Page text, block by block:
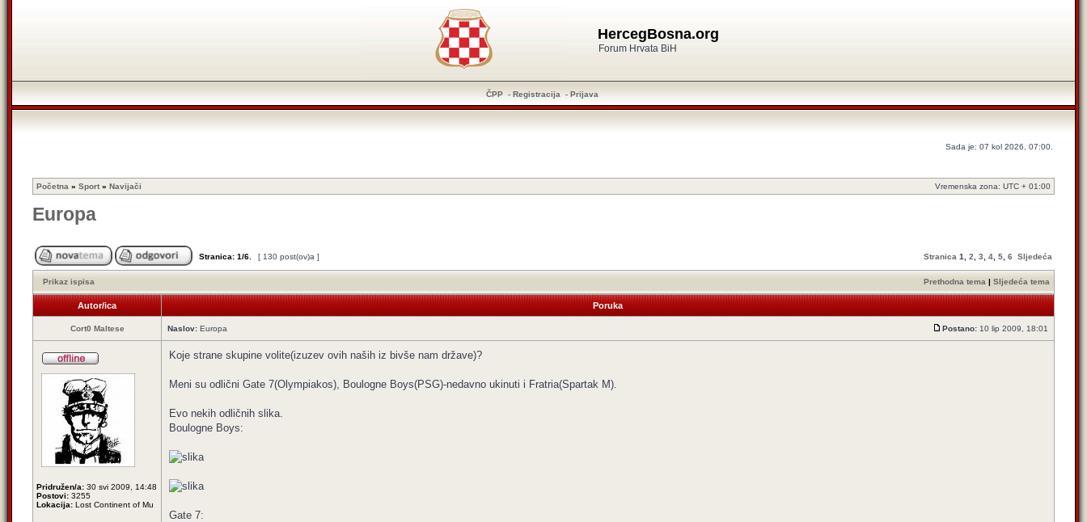
HercegBosna.org
Forum Hrvata BiH
ČPP - Registracija - Prijava
Sada je: 07 kol 2026, 07:00.
Početna » Sport » Navijači Vremenska zona: UTC + 01:00
Europa
Stranica: 1/6 [ 130 post(ov)a ] Stranica 1 2 3 4 5 6 Sljedeća
Prikaz ispisa Prethodna tema | Sljedeća tema
Autor/ica Poruka
Cort0 Maltese Naslov: Europa Postano: 10 lip 2009, 18:01
Pridružen/a: 30 svi 2009, 14:48
Postovi: 3255
Lokacija: Lost Continent of Mu
Koje strane skupine volite(izuzev ovih naših iz bivše nam države)?
Meni su odlični Gate 7(Olympiakos), Boulogne Boys(PSG)-nedavno ukinuti i Fratria(Spartak M).
Evo nekih odličnih slika.
Boulogne Boys:
Gate 7: